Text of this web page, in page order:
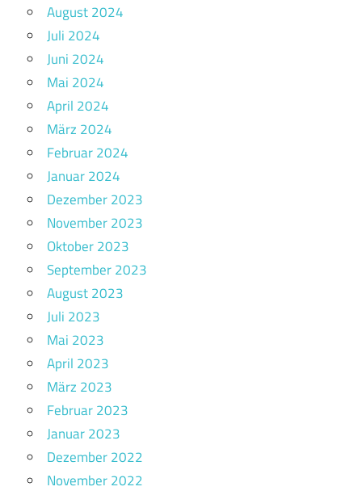
August 2024
Juli 2024
Juni 2024
Mai 2024
April 2024
März 2024
Februar 2024
Januar 2024
Dezember 2023
November 2023
Oktober 2023
September 2023
August 2023
Juli 2023
Mai 2023
April 2023
März 2023
Februar 2023
Januar 2023
Dezember 2022
November 2022